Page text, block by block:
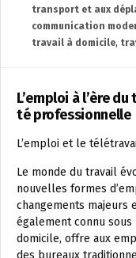
transport et aux
communication
travail à domicile,
L’emploi à l’ère
té professionnelle
L’emploi et le
Le monde du travail
nouvelles formes
changements majeurs
également connu
domicile, offre aux
des bureaux